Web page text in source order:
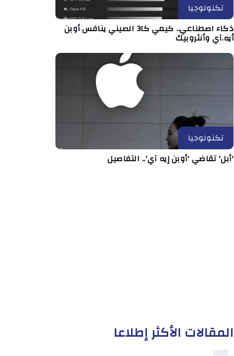
تكنولوجيا
ذكاء اصطناعي.. كيمي كا3 الصيني ينافس أوبن
أيه.آي وأنثروبيك
تكنولوجيا
'أبل' تقاضي 'أوبن إيه آي'.. التفاصيل
المقالات الأكثر إطلاعا